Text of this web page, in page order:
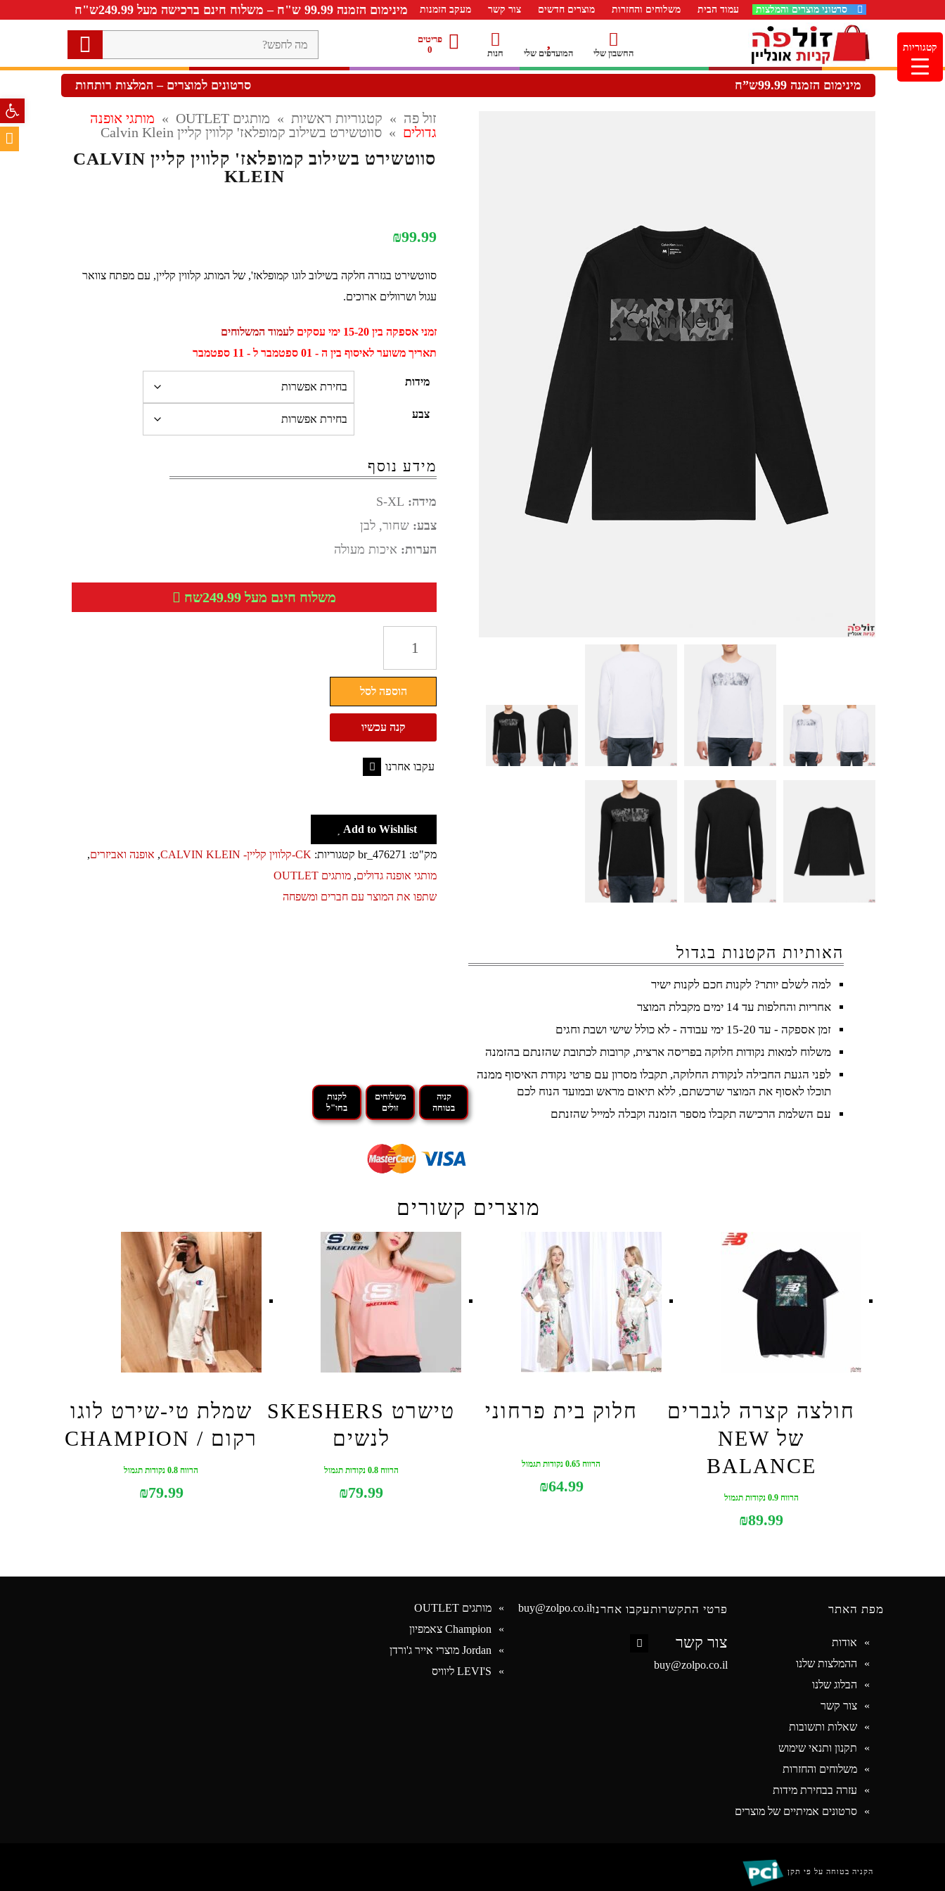
סרטוני מוצרים והמלצות עמוד הבית משלוחים והחזרות מוצרים חדשים צור קשר מעקב הזמנות מינימום הזמנה 99.99 ש"ח – משלוח חינם ברכישה מעל 249.99ש"ח
החשבון שלי המועדפים שלי חנות
פריטים
0
לחפש?
מינימום הזמנה 99.99ש”ח סרטונים למוצרים – המלצות רותחות
זול פה » קטגוריות ראשיות » מותגים OUTLET » מותגי אופנה
גדולים » סווטשירט בשילוב קמופלאז' קלווין קליין Calvin Klein
סווטשירט בשילוב קמופלאז' קלווין קליין CALVIN
KLEIN
₪99.99
סווטשירט בגזרה חלקה בשילוב לוגו קמופלאז', של המותג קלווין קליין, עם מפתח צוואר
עגול ושרוולים ארוכים.
זמני אספקה בין 15-20 ימי עסקים
לעמוד המשלוחים
תאריך משוער לאיסוף בין ה - 01 ספטמבר ל - 11 ספטמבר
מידות
צבע
מידע נוסף
מידה: S-XL
צבע: שחור, לבן
הערות: איכות מעולה
משלוח חינם מעל 249.99שח
סווטשירט
קלווין
קליין
הוספה לסל
קנה עכשיו
עקבו אחרנו
Add to Wishlist
מק"ט: br_476271 קטגוריות: CK-קלווין קליין- CALVIN KLEIN , אופנה ואביזרים,
מותגי אופנה גדולים, מותגים OUTLET
שתפו את המוצר עם חברים ומשפחה
האותיות הקטנות בגדול
למה לשלם יותר? לקנות חכם לקנות ישיר
אחריות והחלפות עד 14 ימים מקבלת המוצר
זמן אספקה - עד 15-20 ימי עבודה - לא כולל שישי ושבת וחגים
משלוח למאות נקודות חלוקה בפריסה ארצית, קרובות לכתובת שהזנתם בהזמנה
לפני הגעת החבילה לנקודת החלוקה, תקבלו מסרון עם פרטי נקודת האיסוף ממנה
תוכלו לאסוף את המוצר שרכשתם, ללא תיאום מראש ובמועד הנוח לכם
עם השלמת הרכישה תקבלו מספר הזמנה וקבלה למייל שהזנתם
קניה
בטוחה
משלוחים
זולים
לקנות
בחו"ל
מוצרים קשורים
חולצה קצרה לגברים
של NEW
BALANCE
הרווח 0.9 נקודות תגמול
₪89.99
חלוק בית פרחוני
הרווח 0.65 נקודות תגמול
₪64.99
טישרט SKESHERS
לנשים
הרווח 0.8 נקודות תגמול
₪79.99
שמלת טי-שירט לוגו
רקום / CHAMPION
הרווח 0.8 נקודות תגמול
₪79.99
מפת האתר
אודות
ההמלצות שלנו
הבלוג שלנו
צור קשר
שאלות ותשובות
תקנון ותנאי שימוש
משלוחים והחזרות
עזרה בבחירת מידות
סרטונים אמיתיים של מוצרים
פרטי התקשרות
צור קשר
buy@zolpo.co.il
עקבו אחרנוbuy@zolpo.co.il
מותגים OUTLET
Champion צאמפיון
Jordan מוצרי אייר ג'ורדן
LEVI'S ליוויס
הקניה בטוחה על פי תקן
קטגוריות
פתח